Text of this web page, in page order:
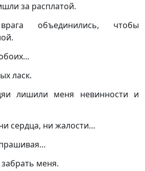
за расплатой.
объединились, чтобы
ласк.
лишили меня невинности и
сердца, ни жалости…
меня.